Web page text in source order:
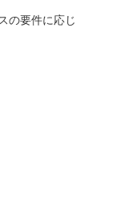
の要件に応じ